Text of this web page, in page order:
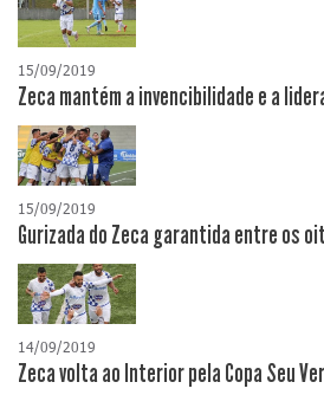
15/09/2019
Zeca mantém a invencibilidade e a
15/09/2019
Gurizada do Zeca garantida entre os
14/09/2019
Zeca volta ao Interior pela Copa Seu